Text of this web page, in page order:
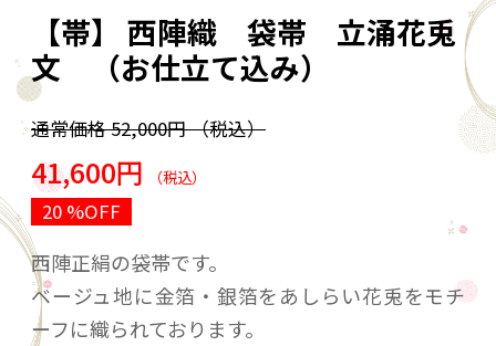
【帯】 西陣織 袋帯 立涌花兎
文 （お仕立て込み）
通常価格52,000円（税込）
41,600円 （税込）
20 %OFF
西陣正絹の袋帯です。
ベージュ地に金箔・銀箔をあしらい花兎をモチ
ーフに織られております。